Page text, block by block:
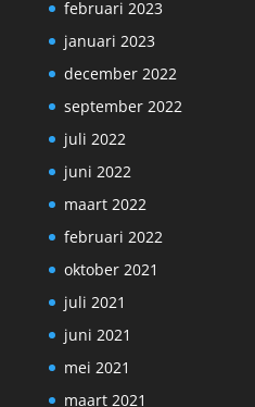
februari 2023
januari 2023
december 2022
september 2022
juli 2022
juni 2022
maart 2022
februari 2022
oktober 2021
juli 2021
juni 2021
mei 2021
maart 2021